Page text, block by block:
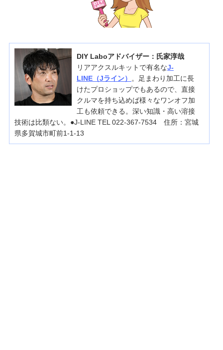
DIY Laboアドバイザー：氏家淳哉
リアアクスルキットで有名なJ-
LINE（Jライン）
。足まわり加工に長
けたプロショップでもあるので、直接
クルマを持ち込めば様々なワンオフ加
工も依頼できる。深い知識・高い溶接
技術は比類ない。●J-LINE TEL 022-367-7534 住所：宮城
県多賀城市町前1-1-13